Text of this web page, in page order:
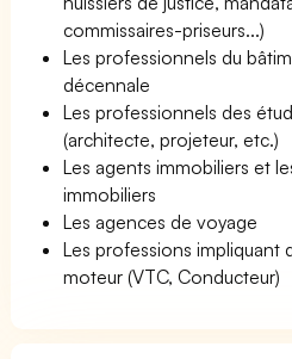
commissaires-priseurs...)
Les professionnels du
décennale
Les professionnels des
(architecte, projeteur, etc.)
Les agents immobiliers et
immobiliers
Les agences de voyage
Les professions impliquant
moteur (VTC, Conducteur)